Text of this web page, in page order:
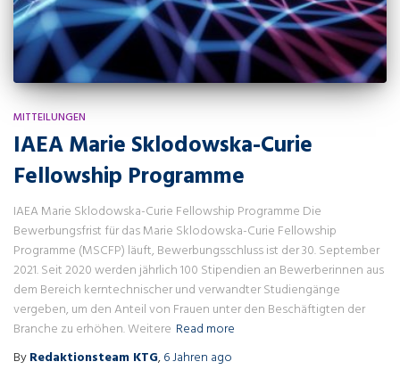
MITTEILUNGEN
IAEA Marie Sklodowska-Curie
Fellowship Programme
IAEA Marie Sklodowska-Curie Fellowship Programme Die
Bewerbungsfrist für das Marie Sklodowska-Curie Fellowship
Programme (MSCFP) läuft, Bewerbungsschluss ist der 30. September
2021. Seit 2020 werden jährlich 100 Stipendien an Bewerberinnen aus
dem Bereich kerntechnischer und verwandter Studiengänge
vergeben, um den Anteil von Frauen unter den Beschäftigten der
Branche zu erhöhen. Weitere Read more
ByRedaktionsteam KTG,6 Jahren ago